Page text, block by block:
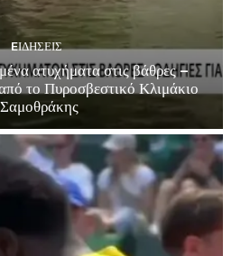
EΙΔΗΣΕΙΣ
ατυχήματα στις βάθρες –
το Πυροσβεστικό Κλιμάκιο
Σαμοθράκης